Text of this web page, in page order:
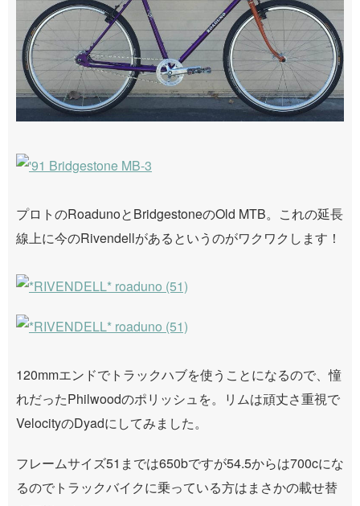
プロトのRoadunoとBridgestoneのOld MTB。これの延長
線上に今のRivendellがあるというのがワクワクします！
120mmエンドでトラックハブを使うことになるので、憧
れだったPhilwoodのポリッシュを。リムは頑丈さ重視で
VelocityのDyadにしてみました。
フレームサイズ51までは650bですが54.5からは700cにな
るのでトラックバイクに乗っている方はまさかの載せ替